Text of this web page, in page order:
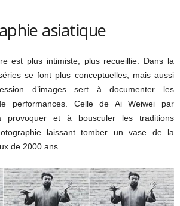
asiatique
est plus intimiste, plus recueillie. Dans la
se font plus conceptuelles, mais aussi
d’images sert à documenter les
performances. Celle de Ai Weiwei par
provoquer et à bousculer les traditions
laissant tomber un vase de la
de 2000 ans.